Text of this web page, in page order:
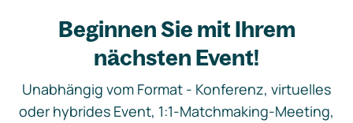
Beginnen Sie mit Ihrem
nächsten Event!
Unabhängig vom Format - Konferenz, virtuelles
oder hybrides Event, 1:1-Matchmaking-Meeting,